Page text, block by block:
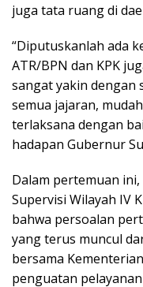
juga tata ruang di
“Diputuskanlah ada
ATR/BPN dan KPK
sangat yakin dengan
semua jajaran,
terlaksana dengan
hadapan Gubernur
Dalam pertemuan
Supervisi Wilayah IV
bahwa persoalan
yang terus muncul
bersama
penguatan